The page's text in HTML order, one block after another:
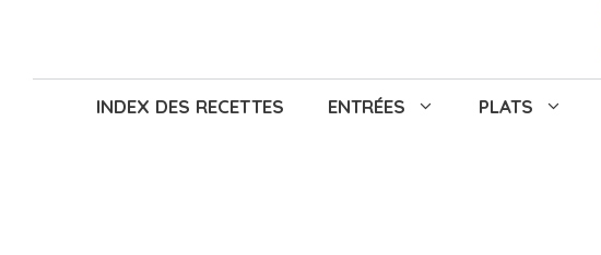
INDEX DES RECETTES ENTRÉES PLATS